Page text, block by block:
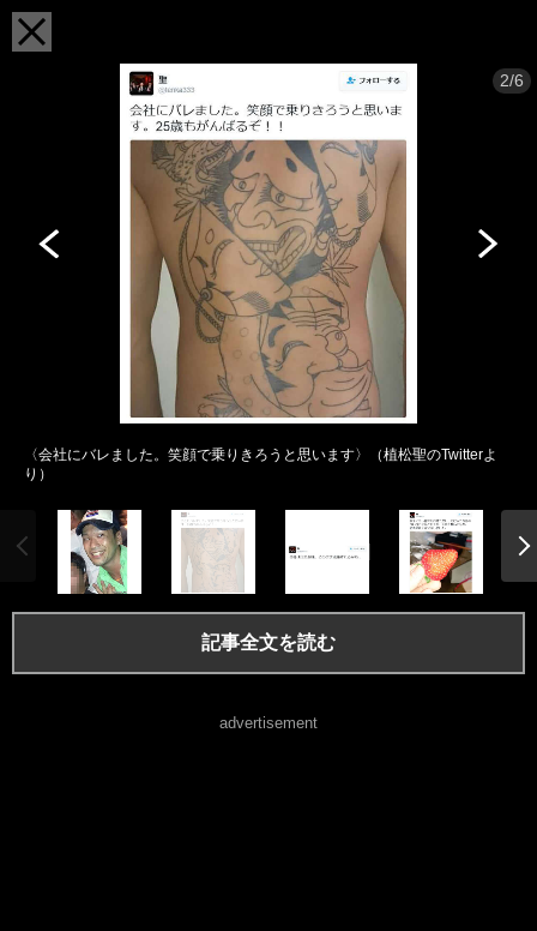
2/6
〈会社にバレました。笑顔で乗りきろうと思います〉（植松聖のTwitterよ
り）
記事全文を読む
advertisement